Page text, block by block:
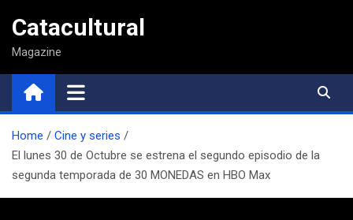
contenido
Catacultural
Magazine
Home
Cine y series
El lunes 30 de Octubre se estrena el segundo episodio de la
segunda temporada de 30 MONEDAS en HBO Max